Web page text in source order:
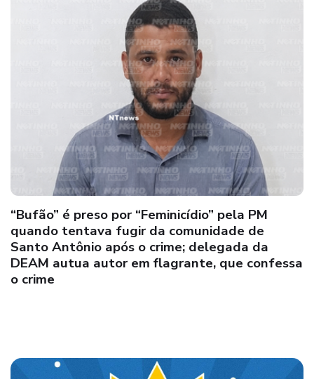
Ação conjunta das Forças Policiais Civil e
Militar prende investigado por homicídio e
tentativa de homicídio em Caravelas